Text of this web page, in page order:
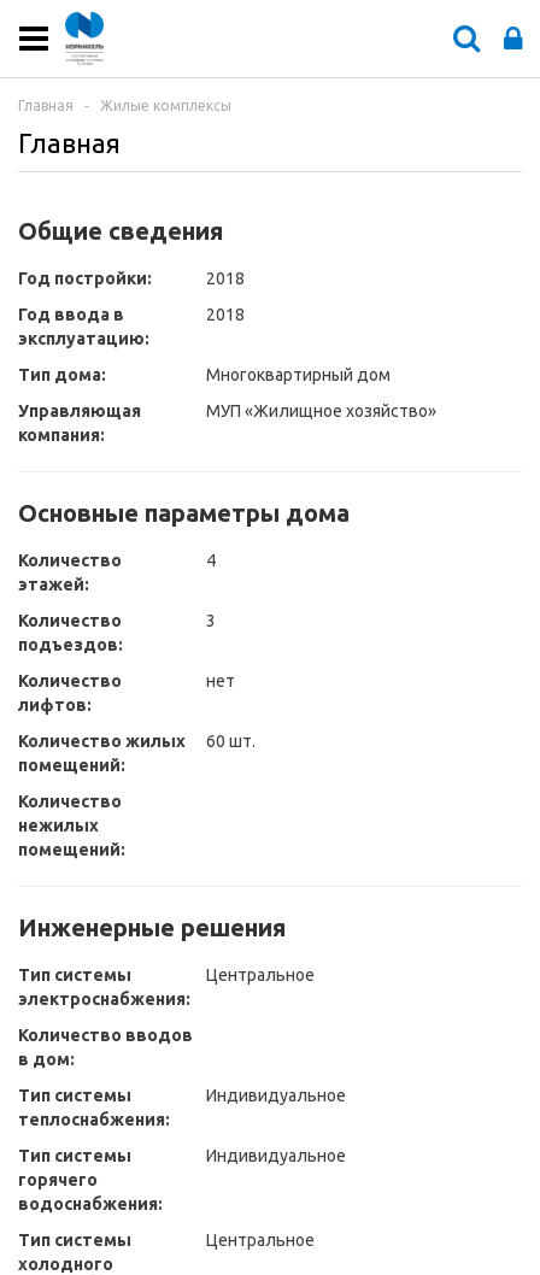
Главная ‐ Жилые комплексы
Главная
Общие сведения
Год постройки:
2018
Год ввода в
эксплуатацию:
2018
Тип дома:
Многоквартирный дом
Управляющая
компания:
МУП «Жилищное хозяйство»
Основные параметры дома
Количество
этажей:
4
Количество
подъездов:
3
Количество
лифтов:
нет
Количество жилых
помещений:
60 шт.
Количество
нежилых
помещений:
Инженерные решения
Тип системы
электроснабжения:
Центральное
Количество вводов
в дом:
Тип системы
теплоснабжения:
Индивидуальное
Тип системы
горячего
водоснабжения:
Индивидуальное
Тип системы
холодного
Центральное